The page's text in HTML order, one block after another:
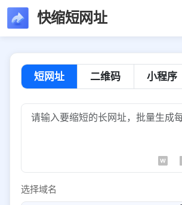
快缩短网址
短网址 二维码 小程序
选择域名